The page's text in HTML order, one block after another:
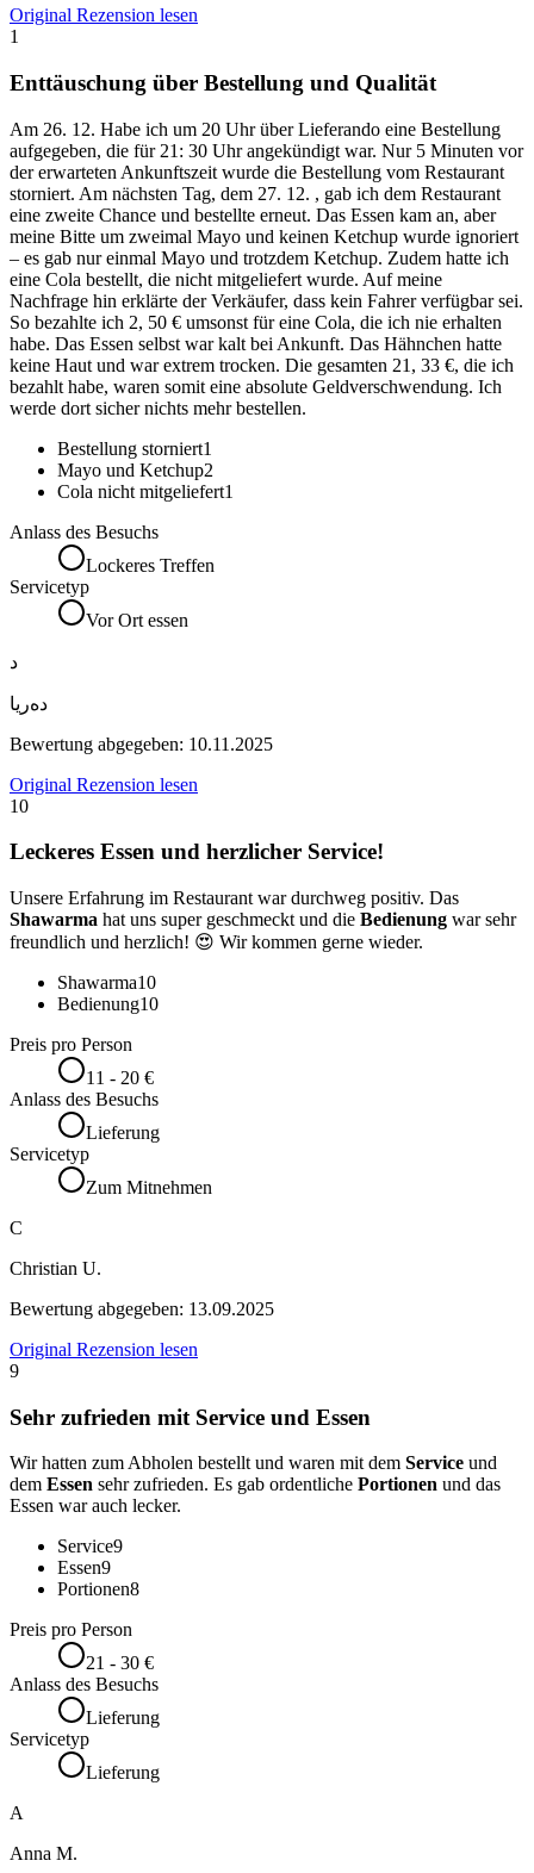
Original Rezension lesen
1
Enttäuschung über Bestellung und Qualität
Am 26. 12. Habe ich um 20 Uhr über Lieferando eine Bestellung
aufgegeben, die für 21: 30 Uhr angekündigt war. Nur 5 Minuten vor
der erwarteten Ankunftszeit wurde die Bestellung vom Restaurant
storniert. Am nächsten Tag, dem 27. 12. , gab ich dem Restaurant
eine zweite Chance und bestellte erneut. Das Essen kam an, aber
meine Bitte um zweimal Mayo und keinen Ketchup wurde ignoriert
– es gab nur einmal Mayo und trotzdem Ketchup. Zudem hatte ich
eine Cola bestellt, die nicht mitgeliefert wurde. Auf meine
Nachfrage hin erklärte der Verkäufer, dass kein Fahrer verfügbar sei.
So bezahlte ich 2, 50 € umsonst für eine Cola, die ich nie erhalten
habe. Das Essen selbst war kalt bei Ankunft. Das Hähnchen hatte
keine Haut und war extrem trocken. Die gesamten 21, 33 €, die ich
bezahlt habe, waren somit eine absolute Geldverschwendung. Ich
werde dort sicher nichts mehr bestellen.
Bestellung storniert1
Mayo und Ketchup2
Cola nicht mitgeliefert1
Anlass des Besuchs
Lockeres Treffen
Servicetyp
Vor Ort essen
د
دەریا
Bewertung abgegeben: 10.11.2025
Original Rezension lesen
10
Leckeres Essen und herzlicher Service!
Unsere Erfahrung im Restaurant war durchweg positiv. Das
Shawarma hat uns super geschmeckt und die Bedienung war sehr
freundlich und herzlich! 😍 Wir kommen gerne wieder.
Shawarma10
Bedienung10
Preis pro Person
11 - 20 €
Anlass des Besuchs
Lieferung
Servicetyp
Zum Mitnehmen
C
Christian U.
Bewertung abgegeben: 13.09.2025
Original Rezension lesen
9
Sehr zufrieden mit Service und Essen
Wir hatten zum Abholen bestellt und waren mit dem Service und
dem Essen sehr zufrieden. Es gab ordentliche Portionen und das
Essen war auch lecker.
Service9
Essen9
Portionen8
Preis pro Person
21 - 30 €
Anlass des Besuchs
Lieferung
Servicetyp
Lieferung
A
Anna M.